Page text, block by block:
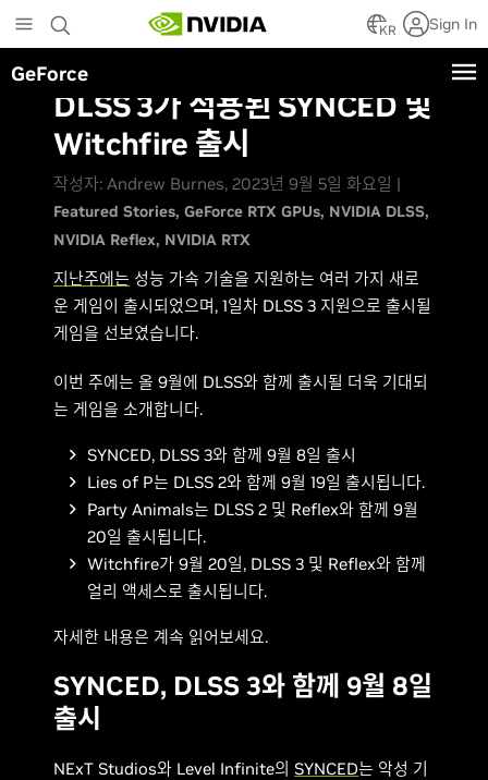
to
main
content
KR Sign In
GeForce
DLSS 3가 적용된 SYNCED 및
Witchfire 출시
작성자: Andrew Burnes, 2023년 9월 5일 화요일 |
Featured Stories GeForce RTX GPUs NVIDIA DLSS
NVIDIA Reflex NVIDIA RTX
지난주에는 성능 가속 기술을 지원하는 여러 가지 새로
운 게임이 출시되었으며, 1일차 DLSS 3 지원으로 출시될
게임을 선보였습니다.
이번 주에는 올 9월에 DLSS와 함께 출시될 더욱 기대되
는 게임을 소개합니다.
SYNCED, DLSS 3와 함께 9월 8일 출시
Lies of P는 DLSS 2와 함께 9월 19일 출시됩니다.
Party Animals는 DLSS 2 및 Reflex와 함께 9월
20일 출시됩니다.
Witchfire가 9월 20일, DLSS 3 및 Reflex와 함께
얼리 액세스로 출시됩니다.
자세한 내용은 계속 읽어보세요.
SYNCED, DLSS 3와 함께 9월 8일
출시
NExT Studios와 Level Infinite의 SYNCED는 악성 기